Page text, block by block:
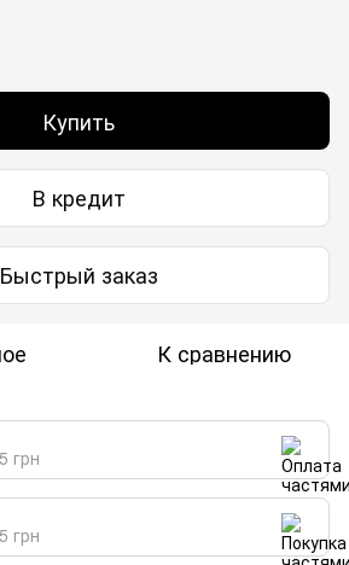
Купить
В кредит
Быстрый заказ
К сравнению
грн
грн